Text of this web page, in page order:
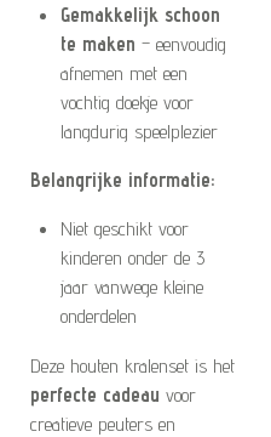
Gemakkelijk schoon
te maken – eenvoudig
afnemen met een
vochtig doekje voor
langdurig speelplezier
Belangrijke informatie:
Niet geschikt voor
kinderen onder de 3
jaar vanwege kleine
onderdelen
Deze houten kralenset is het
perfecte cadeau voor
creatieve peuters en